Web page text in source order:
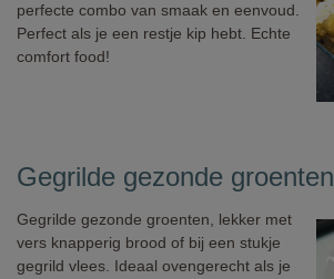
perfecte combo van smaak en eenvoud.
Perfect als je een restje kip hebt. Echte
comfort food!
Gegrilde gezonde groenten
Gegrilde gezonde groenten, lekker met
vers knapperig brood of bij een stukje
gegrild vlees. Ideaal ovengerecht als je